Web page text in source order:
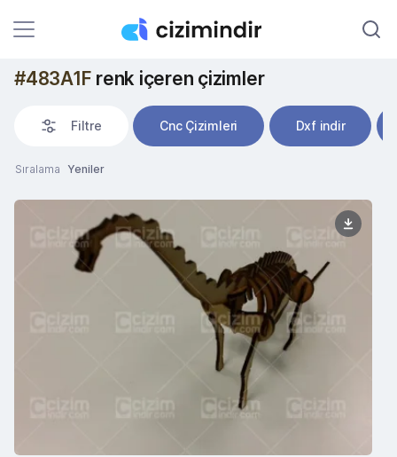
#483A1F renk içeren çizimler
Filtre Cnc Çizimleri Dxf indir
Sıralama Yeniler